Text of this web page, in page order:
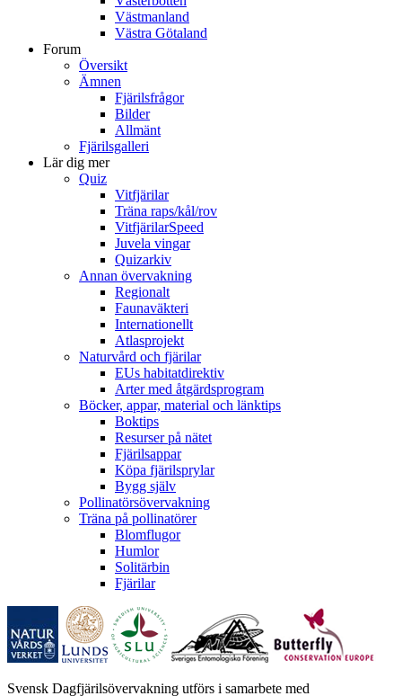
Västmanland
Västra Götaland
Forum
Översikt
Ämnen
Fjärilsfrågor
Bilder
Allmänt
Fjärilsgalleri
Lär dig mer
Quiz
Vitfjärilar
Träna raps/kål/rov
VitfjärilarSpeed
Juvela vingar
Quizarkiv
Annan övervakning
Regionalt
Faunaväkteri
Internationellt
Atlasprojekt
Naturvård och fjärilar
EUs habitatdirektiv
Arter med åtgärdsprogram
Böcker, appar, material och länktips
Boktips
Resurser på nätet
Fjärilsappar
Köpa fjärilsprylar
Bygg själv
Pollinatörsövervakning
Träna på pollinatörer
Blomflugor
Humlor
Solitärbin
Fjärilar
Svensk Dagfjärilsövervakning utförs i samarbete med